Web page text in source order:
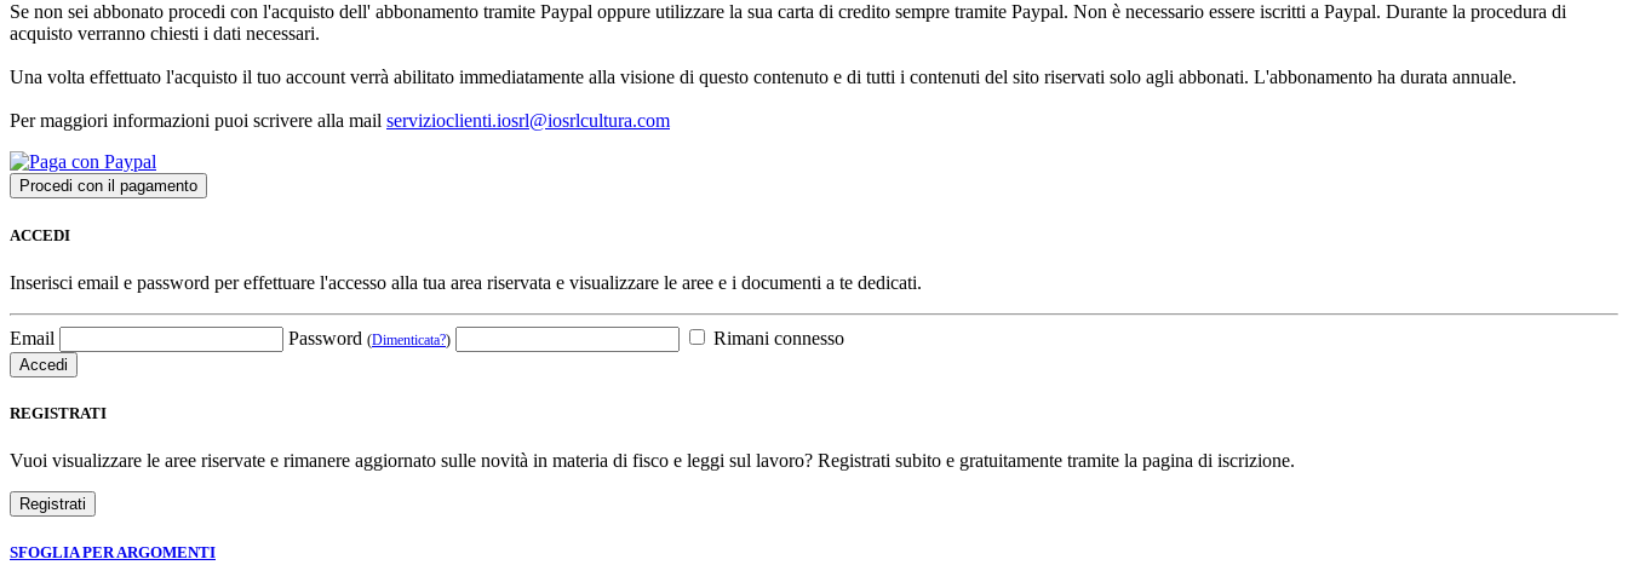
Se non sei abbonato procedi con l'acquisto dell' abbonamento tramite Paypal oppure utilizzare la sua carta di credito sempre tramite Paypal. Non è necessario essere iscritti a Paypal. Durante la procedura di
acquisto verranno chiesti i dati necessari.
Una volta effettuato l'acquisto il tuo account verrà abilitato immediatamente alla visione di questo contenuto e di tutti i contenuti del sito riservati solo agli abbonati. L'abbonamento ha durata annuale.
Per maggiori informazioni puoi scrivere alla mail servizioclienti.iosrl@iosrlcultura.com
ACCEDI
Inserisci email e password per effettuare l'accesso alla tua area riservata e visualizzare le aree e i documenti a te dedicati.
Email Password (Dimenticata?) Rimani connesso
REGISTRATI
Vuoi visualizzare le aree riservate e rimanere aggiornato sulle novità in materia di fisco e leggi sul lavoro? Registrati subito e gratuitamente tramite la pagina di iscrizione.
SFOGLIA PER ARGOMENTI